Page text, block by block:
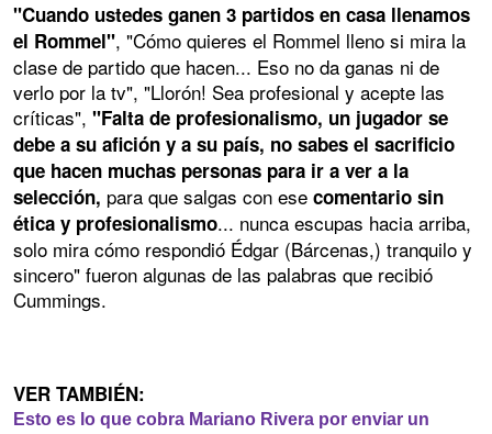
"Cuando ustedes ganen 3 partidos en casa llenamos
el Rommel", "Cómo quieres el Rommel lleno si mira la
clase de partido que hacen... Eso no da ganas ni de
verlo por la tv", "Llorón! Sea profesional y acepte las
críticas", "Falta de profesionalismo, un jugador se
debe a su afición y a su país, no sabes el sacrificio
que hacen muchas personas para ir a ver a la
selección, para que salgas con ese comentario sin
ética y profesionalismo... nunca escupas hacia arriba,
solo mira cómo respondió Édgar (Bárcenas,) tranquilo y
sincero" fueron algunas de las palabras que recibió
Cummings.
VER TAMBIÉN:
Esto es lo que cobra Mariano Rivera por enviar un